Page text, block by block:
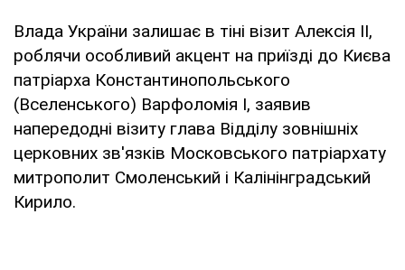
Влада України залишає в тіні візит Алексія II,
роблячи особливий акцент на приїзді до Києва
патріарха Константинопольського
(Вселенського) Варфоломія I, заявив
напередодні візиту глава Відділу зовнішніх
церковних зв'язків Московського патріархату
митрополит Смоленський і Калінінградський
Кирило.